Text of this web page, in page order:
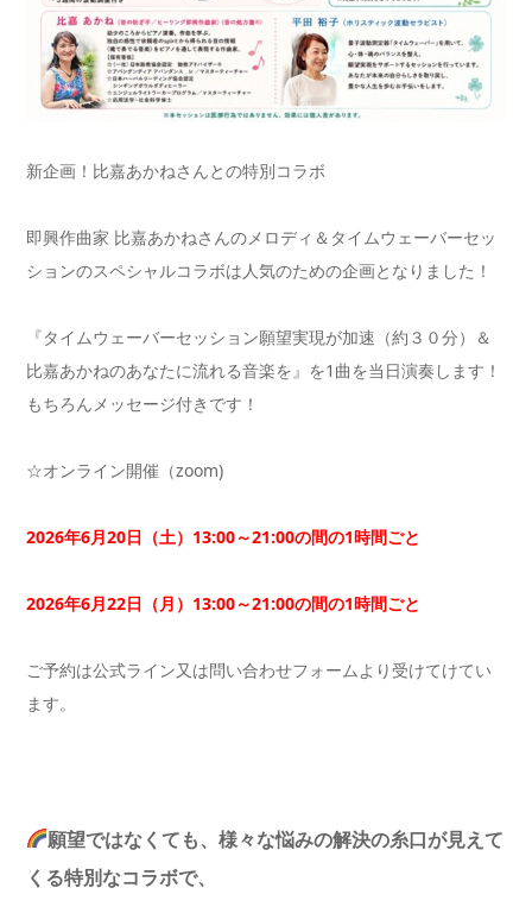
新企画！比嘉あかねさんとの特別コラボ
即興作曲家 比嘉あかねさんのメロディ＆タイムウェーバーセッ
ションのスペシャルコラボは人気のための企画となりました！
『タイムウェーバーセッション願望実現が加速（約３０分）＆
比嘉あかねのあなたに流れる音楽を』を1曲を当日演奏します！
もちろんメッセージ付きです！
☆オンライン開催（zoom)
2026年6月20日（土）13:00～21:00の間の1時間ごと
2026年6月22日（月）13:00～21:00の間の1時間ごと
ご予約は公式ライン又は問い合わせフォームより受けてけてい
ます。
願望ではなくても、様々な悩みの解決の糸口が見えて
くる特別なコラボで、